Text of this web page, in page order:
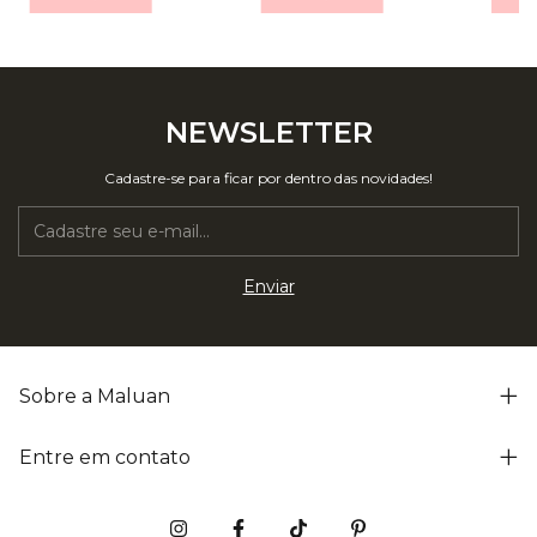
NEWSLETTER
Cadastre-se para ficar por dentro das novidades!
Sobre a Maluan
Entre em contato